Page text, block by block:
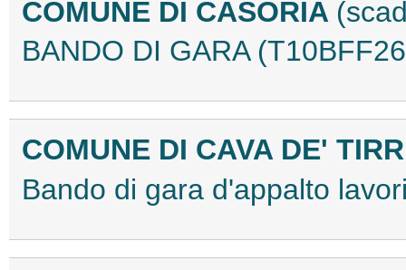
COMUNE DI CASORIA
BANDO DI GARA
COMUNE DI CAVA DE'
Bando di gara d'appalto